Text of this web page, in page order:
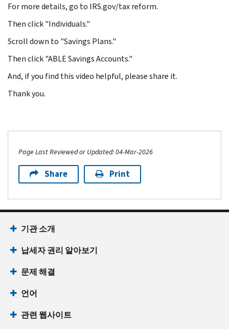
For more details, go to IRS.gov/tax reform.
Then click "Individuals."
Scroll down to "Savings Plans."
Then click "ABLE Savings Accounts."
And, if you find this video helpful, please share it.
Thank you.
Page Last Reviewed or Updated: 04-Mar-2026
Share Print
기관 소개
납세자 권리 알아보기
문제 해결
언어
관련 웹사이트